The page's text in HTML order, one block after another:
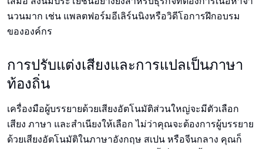
นวนมาก เช่น แพลตฟอร์มอีเลิร์นนิงหรือวิดีโอการฝึกอบรม
ขององค์กร
การปรับแต่งเสียงและการแปลเป็นภาษา
ท้องถิ่น
เครื่องมือผู้บรรยายด้วยเสียงอัตโนมัติส่วนใหญ่จะมีตัวเลือก
เสียง ภาษา และสําเนียงให้เลือก ไม่ว่าคุณจะต้องการผู้บรรยาย
ด้วยเสียงอัตโนมัติในภาษาอังกฤษ สเปน หรือจีนกลาง คุณก็